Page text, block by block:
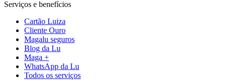
Serviços e benefícios
Cartão Luiza
Cliente Ouro
Magalu seguros
Blog da Lu
Maga +
WhatsApp da Lu
Todos os serviços